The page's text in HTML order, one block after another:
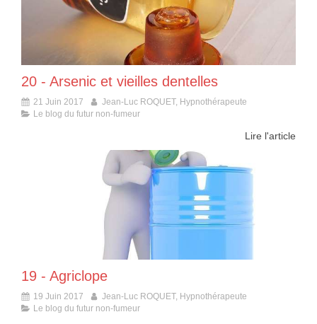
20 - Arsenic et vieilles dentelles
21 Juin 2017
Jean-Luc ROQUET, Hypnothérapeute
Le blog du futur non-fumeur
Lire l'article
19 - Agriclope
19 Juin 2017
Jean-Luc ROQUET, Hypnothérapeute
Le blog du futur non-fumeur